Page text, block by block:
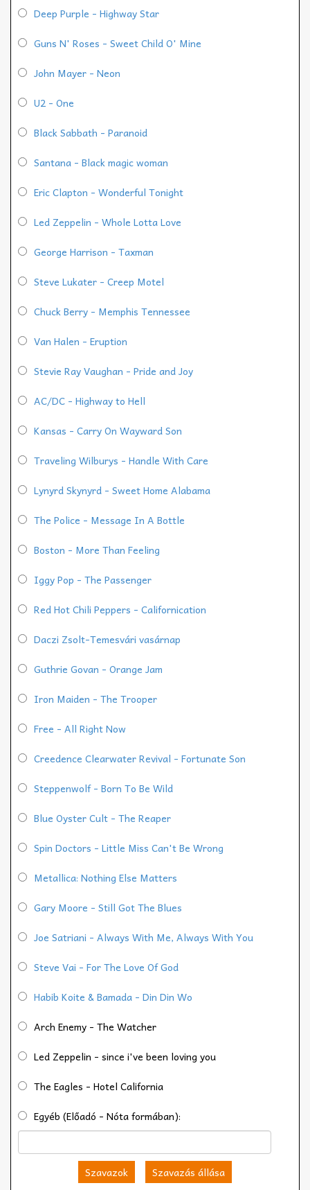
Deep Purple - Highway Star
Guns N' Roses - Sweet Child O' Mine
John Mayer - Neon
U2 - One
Black Sabbath - Paranoid
Santana - Black magic woman
Eric Clapton - Wonderful Tonight
Led Zeppelin - Whole Lotta Love
George Harrison - Taxman
Steve Lukater - Creep Motel
Chuck Berry - Memphis Tennessee
Van Halen - Eruption
Stevie Ray Vaughan - Pride and Joy
AC/DC - Highway to Hell
Kansas - Carry On Wayward Son
Traveling Wilburys - Handle With Care
Lynyrd Skynyrd - Sweet Home Alabama
The Police - Message In A Bottle
Boston - More Than Feeling
Iggy Pop - The Passenger
Red Hot Chili Peppers - Californication
Daczi Zsolt-Temesvári vasárnap
Guthrie Govan - Orange Jam
Iron Maiden - The Trooper
Free - All Right Now
Creedence Clearwater Revival - Fortunate Son
Steppenwolf - Born To Be Wild
Blue Oyster Cult - The Reaper
Spin Doctors - Little Miss Can't Be Wrong
Metallica: Nothing Else Matters
Gary Moore - Still Got The Blues
Joe Satriani - Always With Me, Always With You
Steve Vai - For The Love Of God
Habib Koite & Bamada - Din Din Wo
Arch Enemy - The Watcher
Led Zeppelin - since i've been loving you
The Eagles - Hotel California
Egyéb (Előadó - Nóta formában):
Szavazok Szavazás állása